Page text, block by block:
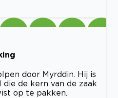
door Myrddin. Hij is
de kern van de zaak
op te pakken.